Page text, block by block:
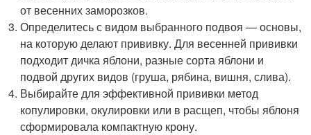
от весенних заморозков.
Определитесь с видом выбранного подвоя — основы,
на которую делают прививку. Для весенней прививки
подходит дичка яблони, разные сорта яблони и
подвой других видов (груша, рябина, вишня, слива).
Выбирайте для эффективной прививки метод
копулировки, окулировки или в расщеп, чтобы яблоня
сформировала компактную крону.